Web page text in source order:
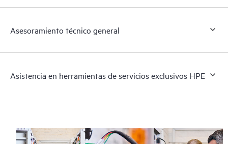
Asesoramiento técnico general
Asistencia en herramientas de servicios exclusivos HPE